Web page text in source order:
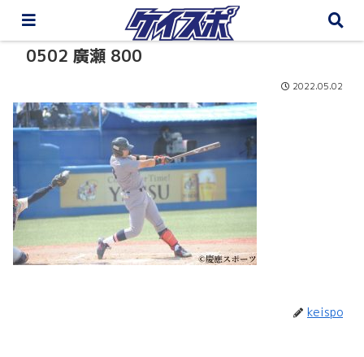
0502 廣瀬 800
2022.05.02
keispo